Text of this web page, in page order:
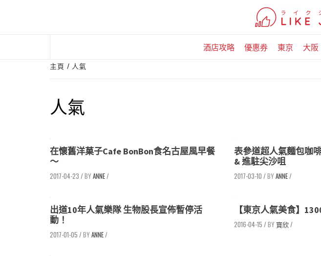
酒店攻略 優惠券 東京 大阪
主頁 人氣
人氣
在懷舊洋菓子Cafe BonBon食名古屋風早餐
～
2017-04-23 / ANNE/
表參道超人氣麵包咖啡
& 進駐尖沙咀
2017-03-10 / ANNE/
出道10年人氣樂隊 生物股長宣佈暫停活
動！
2017-01-05 / ANNE/
【東京人氣美食】
2016-04-15 / 寶欣/